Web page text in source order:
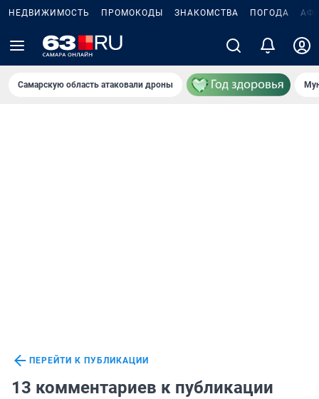
НЕДВИЖИМОСТЬ ПРОМОКОДЫ ЗНАКОМСТВА ПОГОДА
Самарскую область атаковали дроны
ПЕРЕЙТИ К ПУБЛИКАЦИИ
13 комментариев к публикации